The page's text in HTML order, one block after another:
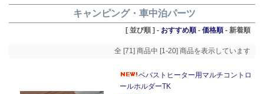
キャンピング・車中泊パーツ
[ 並び順 ] - おすすめ順- 価格順- 新着順
全 [71] 商品中 [1-20] 商品を表示しています
ベバストヒーター用マルチコントロ
ールホルダーTK